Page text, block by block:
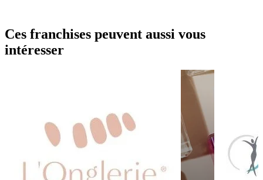
Ces franchises peuvent aussi vous
intéresser